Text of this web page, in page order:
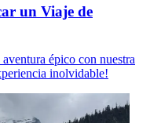
un Viaje de
épico con nuestra
inolvidable!